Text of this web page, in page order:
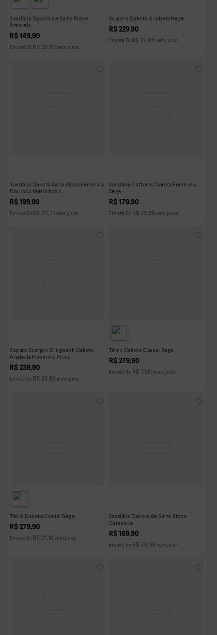
Sandália Dakota de Salto Bloco
Amarela
R$ 149,90
Em até 5x R$ 29,98 sem juros
Scarpin Dakota Anabela Bege
R$ 229,90
Em até 7x R$ 32,84sem juros
Sandália Dakota Salto Bloco Feminina
Dourada Metalizada
R$ 199,90
Em até 6x R$ 33,31 sem juros
Sandália Flatform Dakota Feminina
Bege
R$ 179,90
Em até 6x R$ 29,98 sem juros
Sapato Scarpin Slingback Dakota
Anabela Feminino Preto
R$ 239,90
Em até 8x R$ 29,98 sem juros
Tênis Dakota Casual Bege
R$ 279,90
Em até 9x R$ 31,10sem juros
Tênis Dakota Casual Bege
R$ 279,90
Em até 9x R$ 31,10 sem juros
Sandália Dakota de Salto Bloco
Caramelo
R$ 169,90
Em até 5x R$ 33,98 sem juros